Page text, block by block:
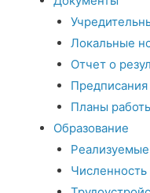
Локальные
Отчет о
Планы
Образование